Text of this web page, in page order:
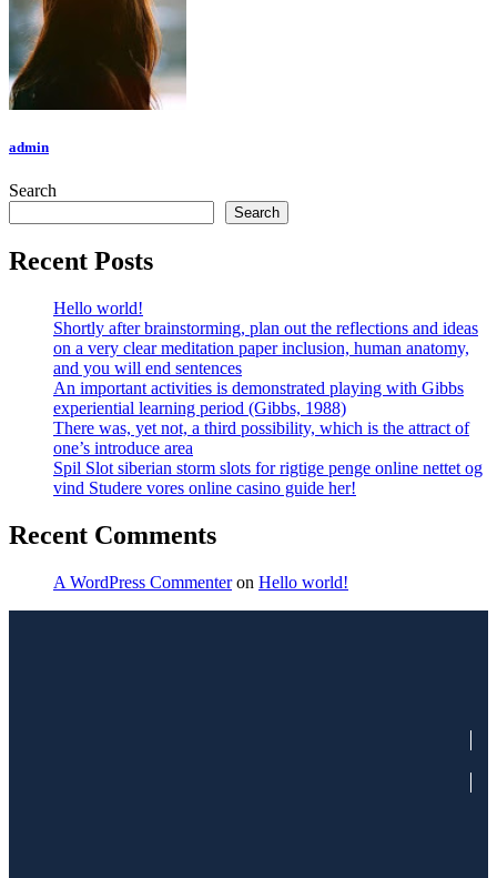
admin
Search
Search
Recent Posts
Hello world!
Shortly after brainstorming, plan out the reflections and ideas
on a very clear meditation paper inclusion, human anatomy,
and you will end sentences
An important activities is demonstrated playing with Gibbs
experiential learning period (Gibbs, 1988)
There was, yet not, a third possibility, which is the attract of
one’s introduce area
Spil Slot siberian storm slots for rigtige penge online nettet og
vind Studere vores online casino guide her!
Recent Comments
A WordPress Commenteron Hello world!